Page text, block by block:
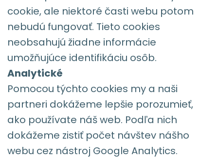
cookie, ale niektoré časti webu potom
nebudú fungovať. Tieto cookies
neobsahujú žiadne informácie
umožňujúce identifikáciu osôb.
Analytické
Pomocou týchto cookies my a naši
partneri dokážeme lepšie porozumieť,
ako používate náš web. Podľa nich
dokážeme zistiť počet návštev nášho
webu cez nástroj Google Analytics.